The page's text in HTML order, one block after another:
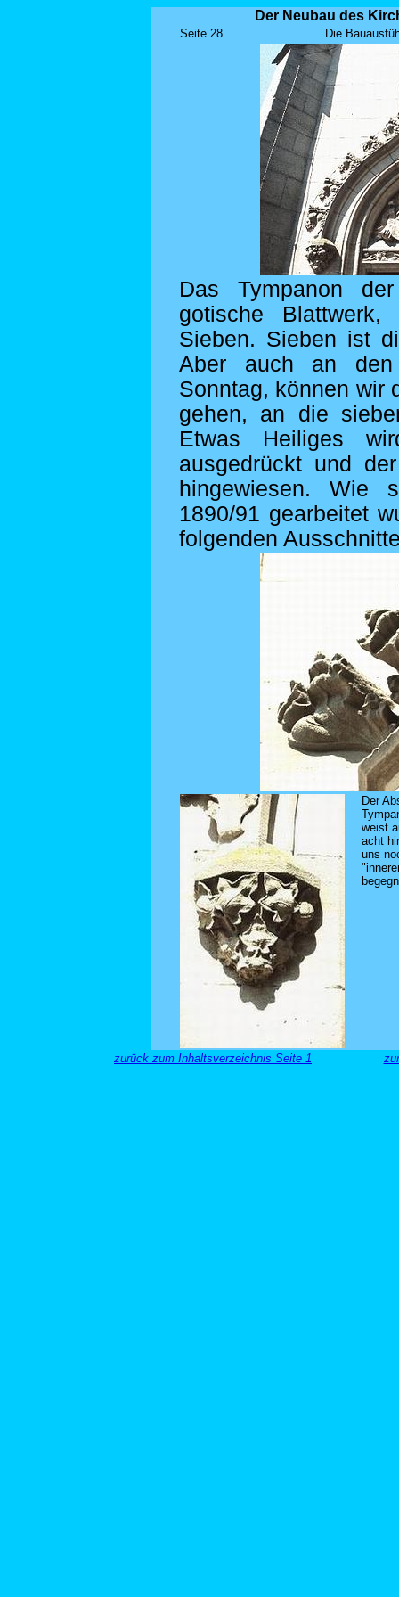
Der Neubau des
Seite 28 Die
Das Tympanon
gotische
Sieben. Sieben ist
Aber auch an
Sonntag, können wir
gehen, an die
Etwas Heiliges
ausgedrückt und
hingewiesen. Wie
1890/91 gearbeitet
folgenden
Der
weist
acht
uns
zurück zum Inhaltsverzeichnis Seite 1